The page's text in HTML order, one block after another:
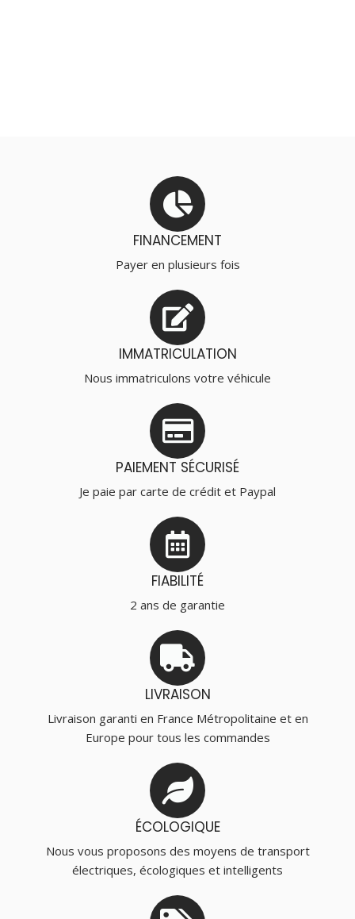
FINANCEMENT
Payer en plusieurs fois
IMMATRICULATION
Nous immatriculons votre véhicule
PAIEMENT SÉCURISÉ
Je paie par carte de crédit et Paypal
FIABILITÉ
2 ans de garantie
LIVRAISON
Livraison garanti en France Métropolitaine et en
Europe pour tous les commandes
ÉCOLOGIQUE
Nous vous proposons des moyens de transport
électriques, écologiques et intelligents